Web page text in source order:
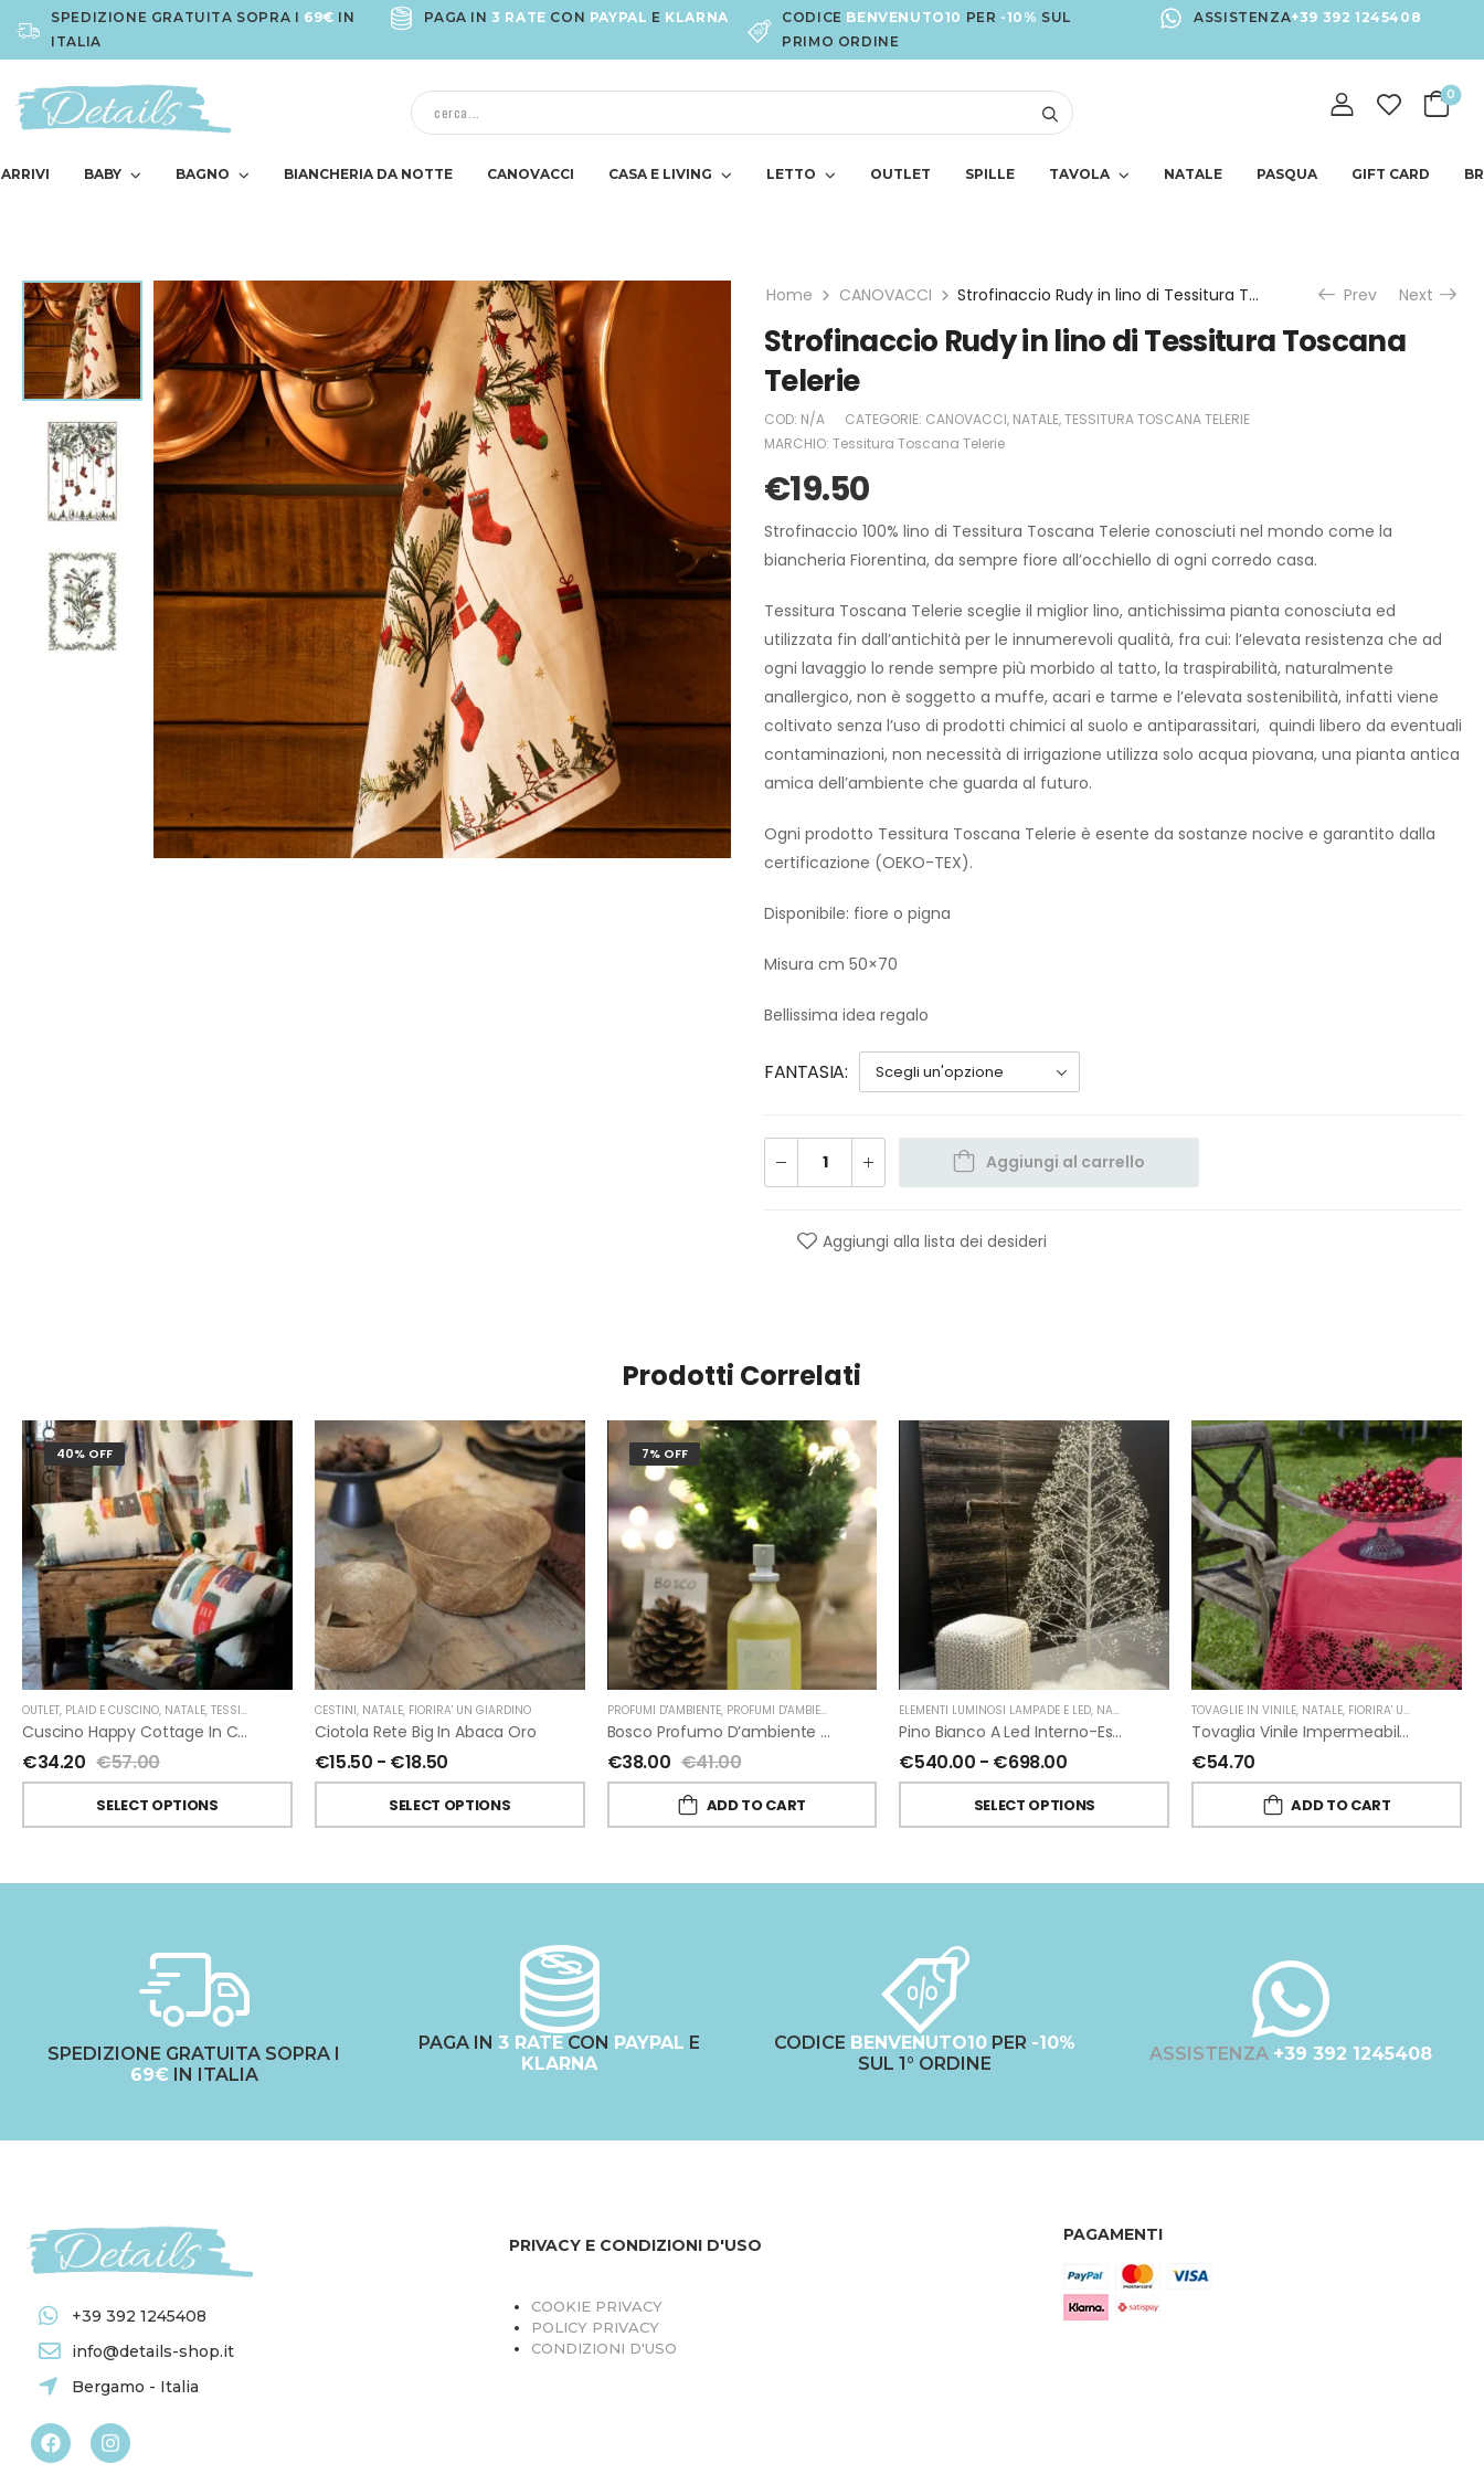
SPEDIZIONE GRATUITA SOPRA I 69€ IN
ITALIA
PAGA IN 3 RATE CON PAYPAL E KLARNA CODICE BENVENUTO10 PER -10% SUL
PRIMO ORDINE
ASSISTENZA+39 392 1245408
0
BABY BAGNO BIANCHERIA DA NOTTE CANOVACCI CASA E LIVING LETTO OUTLET SPILLE TAVOLA NATALE PASQUA GIFT CARD
Home CANOVACCI Strofinaccio Rudy in lino di Tessitura Toscana Telerie Prev Next
Strofinaccio Rudy in lino di Tessitura Toscana
Telerie
COD: N/A CATEGORIE: CANOVACCI, NATALE,TESSITURA TOSCANA TELERIE
MARCHIO: Tessitura Toscana Telerie
€19.50
Strofinaccio 100% lino di Tessitura Toscana Telerie conosciuti nel mondo come la
biancheria Fiorentina, da sempre fiore all’occhiello di ogni corredo casa.
Tessitura Toscana Telerie sceglie il miglior lino, antichissima pianta conosciuta ed
utilizzata fin dall’antichità per le innumerevoli qualità, fra cui: l’elevata resistenza che ad
ogni lavaggio lo rende sempre più morbido al tatto, la traspirabilità, naturalmente
anallergico, non è soggetto a muffe, acari e tarme e l’elevata sostenibilità, infatti viene
coltivato senza l’uso di prodotti chimici al suolo e antiparassitari, quindi libero da eventuali
contaminazioni, non necessità di irrigazione utilizza solo acqua piovana, una pianta antica
amica dell’ambiente che guarda al futuro.
Ogni prodotto Tessitura Toscana Telerie è esente da sostanze nocive e garantito dalla
certificazione (OEKO-TEX).
Disponibile: fiore o pigna
Misura cm 50×70
Bellissima idea regalo
FANTASIA
Aggiungi al carrello
Aggiungi alla lista dei desideri
Prodotti Correlati
40% OFF
OUTLET, PLAID E CUSCINO, NATALE, TESSITURA TOSCANA TELERIE
Cuscino Happy Cottage In Cotone Di Tessitura Toscana Telerie
€34.20 €57.00
SELECT OPTIONS
CESTINI, NATALE, FIORIRA' UN GIARDINO
Ciotola Rete Big In Abaca Oro
€15.50 - €18.50
SELECT OPTIONS
7% OFF
PROFUMI D'AMBIENTE, PROFUMI D'AMBIENTE FIORIRA' UN GIARDINO ,NATALE,FIORIRA' UN GIARDINO
Bosco Profumo D’ambiente Di Fiorirà Un Giardino
€38.00 €41.00
ADD TO CART
ELEMENTI LUMINOSI LAMPADE E LED, NATALE FIORIRA' UN GIARDINO
Pino Bianco A Led Interno-Esterno Di Fiorirà Un Giardino
€540.00 - €698.00
SELECT OPTIONS
TOVAGLIE IN VINILE, NATALE, FIORIRA' UN GIARDINO
Tovaglia Vinile Impermeabile Pizzo Rosso Di Fiorirà Un Giardino
€54.70
ADD TO CART
SPEDIZIONE GRATUITA SOPRA I
69€IN ITALIA
PAGA IN 3 RATE CON PAYPAL E
KLARNA
CODICE BENVENUTO10 PER -10%
SUL 1° ORDINE
ASSISTENZA +39 392 1245408
+39 392 1245408
info@details-shop.it
Bergamo - Italia
PRIVACY E CONDIZIONI D'USO
COOKIE PRIVACY
POLICY PRIVACY
CONDIZIONI D'USO
PAGAMENTI